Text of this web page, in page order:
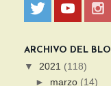
ARCHIVO DEL
▼ 2021 (118)
► marzo (14)